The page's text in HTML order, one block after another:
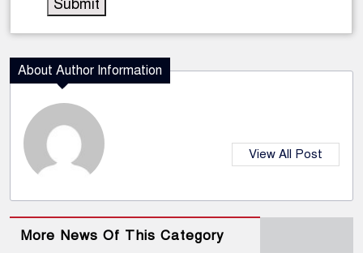
About Author Information
View All Post
More News Of This Category